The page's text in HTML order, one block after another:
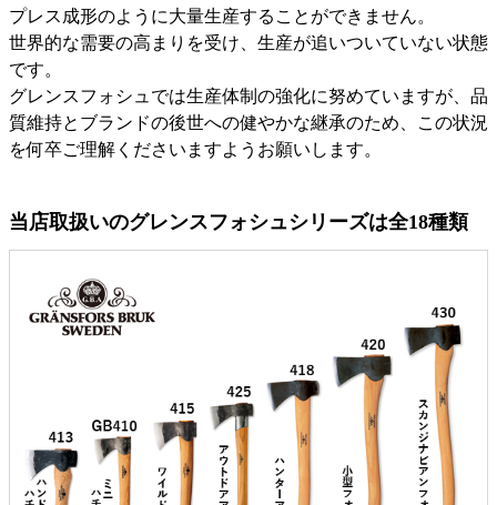
プレス成形のように大量生産することができません。
世界的な需要の高まりを受け、生産が追いついていない状態
です。
グレンスフォシュでは生産体制の強化に努めていますが、品
質維持とブランドの後世への健やかな継承のため、この状況
を何卒ご理解くださいますようお願いします。
当店取扱いのグレンスフォシュシリーズは全18種類